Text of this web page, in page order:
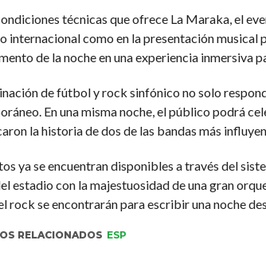
técnicas que ofrece La Maraka, el
internacional como en la presentación
de la noche en una experiencia inmersiva
de fútbol y rock sinfónico no solo
En una misma noche, el público podrá
la historia de dos de las bandas más
ya se encuentran disponibles a través del
estadio con la majestuosidad de una gran
rock se encontrarán para escribir una noche
RELACIONADOS ESP